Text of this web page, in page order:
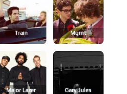
Train Mgmt
Major Lazer Gary Jules